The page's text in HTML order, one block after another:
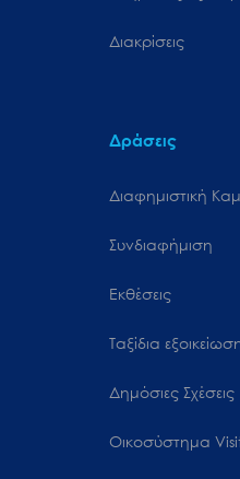
Διακρίσεις
Δράσεις
Διαφημιστική
Συνδιαφήμιση
Εκθέσεις
Ταξίδια
Δημόσιες Σχέσεις
Oικοσύστημα